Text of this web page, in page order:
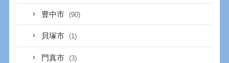
豊中市 (90)
貝塚市 (1)
門真市 (3)